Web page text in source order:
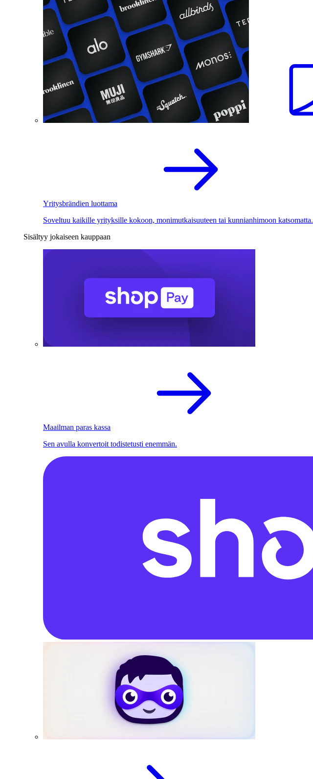
Yritysbrändien luottama
Soveltuu kaikille yrityksille kokoon, monimutkaisuuteen tai kunnianhimoon katsomatta.
Sisältyy jokaiseen kauppaan
Maailman paras kassa
Sen avulla konvertoit todistetusti enemmän.